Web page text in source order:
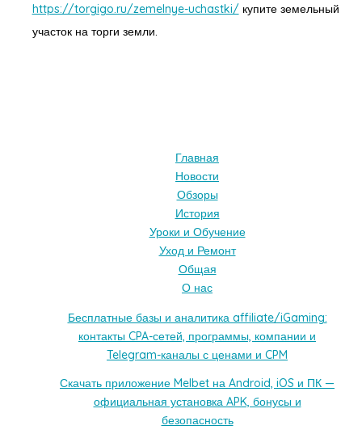
https://torgigo.ru/zemelnye-uchastki/купите земельный
участок на торги земли.
Главная
Новости
Обзоры
История
Уроки и Обучение
Уход и Ремонт
Общая
О нас
Бесплатные базы и аналитика affiliate/iGaming:
контакты CPA-сетей, программы, компании и
Telegram-каналы с ценами и CPM
Скачать приложение Melbet на Android, iOS и ПК —
официальная установка APK, бонусы и
безопасность